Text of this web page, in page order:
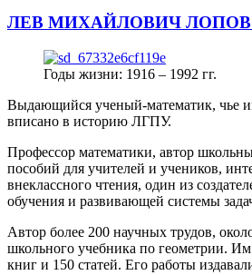
ЛЕВ МИХАЙЛОВИЧ
Годы жизни: 1916 – 1992 гг.
Выдающийся ученый-математик, чье
вписано в историю ЛГПУ.
Профессор математики, автор
пособий для учителей и учеников,
внеклассного чтения, один из
обучения и развивающей системы
Автор более 200 научных трудов,
школьного учебника по геометрии.
книг и 150 статей. Его работы